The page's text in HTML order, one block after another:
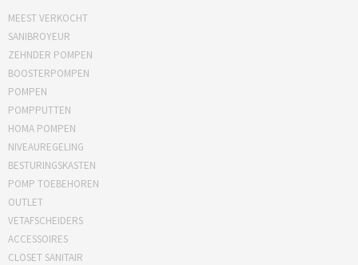
MEEST VERKOCHT
SANIBROYEUR
ZEHNDER POMPEN
BOOSTERPOMPEN
POMPEN
POMPPUTTEN
HOMA POMPEN
NIVEAUREGELING
BESTURINGSKASTEN
POMP TOEBEHOREN
OUTLET
VETAFSCHEIDERS
ACCESSOIRES
CLOSET SANITAIR